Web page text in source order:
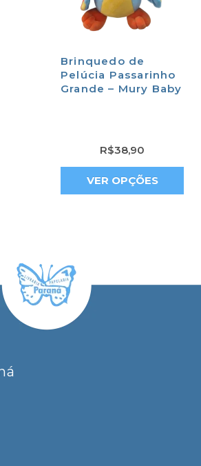
Brinquedo de
Pelúcia Passarinho
Grande – Mury Baby
R$38,90
VER OPÇÕES